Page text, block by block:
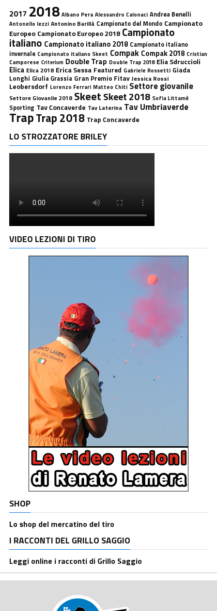
2017 2018 Albano Pera Alessandro Calonaci Andrea Benelli
Antonello Iezzi Antonino Barillà Campionato del Mondo Campionato
Europeo Campionato Europeo 2018 Campionato
italiano Campionato italiano 2018 Campionato italiano
invernale Campionato italiano Skeet Compak Compak 2018 Cristian
Camporese Criterium Double Trap Double Trap 2018 Elia Sdruccioli
Elica Elica 2018 Erica Sessa Featured Gabriele Rossetti Giada
Longhi Giulia Grassia Gran Premio Fitav Jessica Rossi
Leobersdorf Lorenzo Ferrari Matteo Chiti Settore giovanile
Settore Giovanile 2018 SkeetSkeet 2018 Sofia Littamè
Sporting Tav Concaverde Tav Laterina Tav Umbriaverde
TrapTrap 2018 Trap Concaverde
LO STROZZATORE BRILEY
VIDEO LEZIONI DI TIRO
SHOP
Lo shop del mercatino del tiro
I RACCONTI DEL GRILLO SAGGIO
Leggi online i racconti di Grillo Saggio